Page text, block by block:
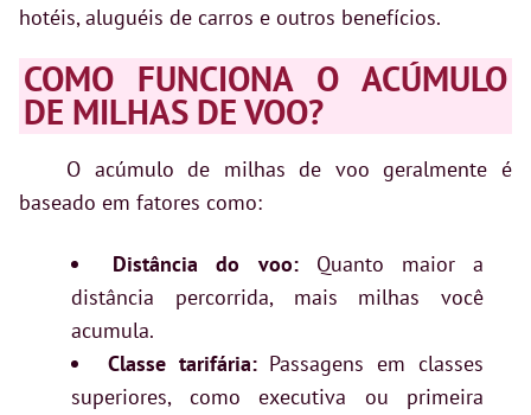
hotéis, aluguéis de carros e outros benefícios.
COMO FUNCIONA O ACÚMULO
DE MILHAS DE VOO?
O acúmulo de milhas de voo geralmente é
baseado em fatores como:
Distância do voo:Quanto maior a
distância percorrida, mais milhas você
acumula.
Classe tarifária:Passagens em classes
superiores, como executiva ou primeira